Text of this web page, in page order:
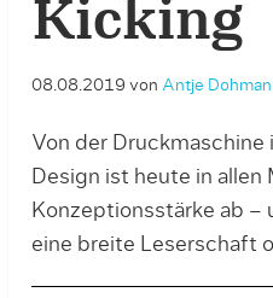
Kicking
08.08.2019 von Antje
Von der Druckmaschine
Design ist heute in
Konzeptionsstärke ab –
eine breite Leserschaft